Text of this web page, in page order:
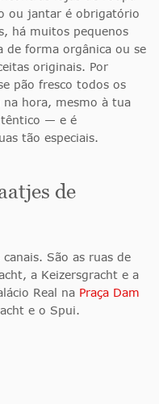
ou jantar é obrigatório
há muitos pequenos
de forma orgânica ou se
originais. Por
pão fresco todos os
hora, mesmo à tua
— e é
tão especiais.
de
São as ruas de
a Keizersgracht e a
Real na Praça Dam
e o Spui.